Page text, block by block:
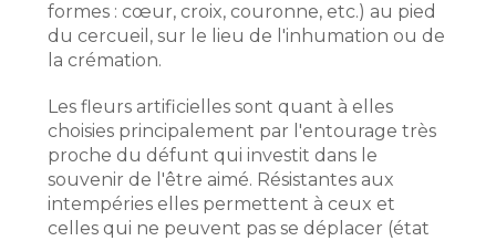
formes : cœur, croix, couronne, etc.) au pied
du cercueil, sur le lieu de l'inhumation ou de
la crémation.
Les fleurs artificielles sont quant à elles
choisies principalement par l'entourage très
proche du défunt qui investit dans le
souvenir de l'être aimé. Résistantes aux
intempéries elles permettent à ceux et
celles qui ne peuvent pas se déplacer (état